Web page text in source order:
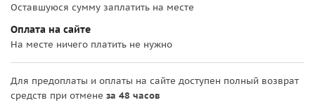
Оставшуюся сумму заплатить на месте
Оплата на сайте
На месте ничего платить не нужно
Для предоплаты и оплаты на сайте доступен полный возврат
средств при отмене за 48 часов